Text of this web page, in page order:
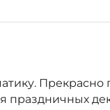
Прекрасно
праздничных